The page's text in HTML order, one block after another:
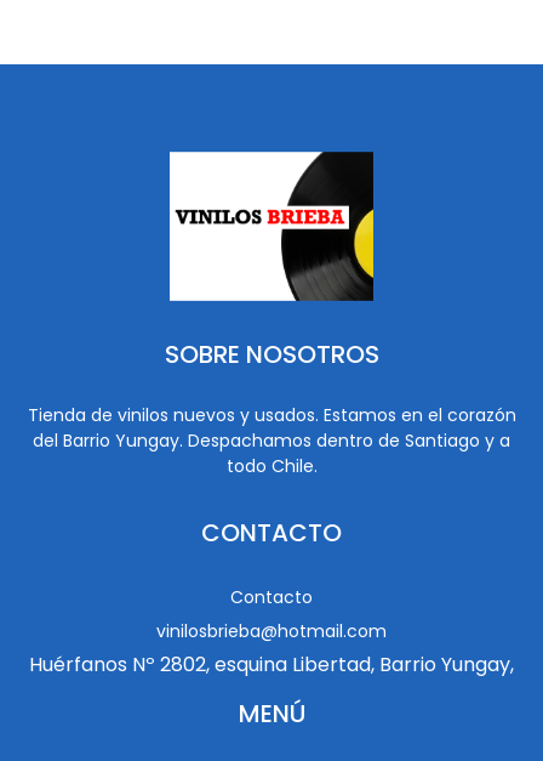
SOBRE NOSOTROS
Tienda de vinilos nuevos y usados. Estamos en el corazón
del Barrio Yungay. Despachamos dentro de Santiago y a
todo Chile.
CONTACTO
Contacto
vinilosbrieba@hotmail.com
Huérfanos Nº 2802, esquina Libertad, Barrio Yungay,
MENÚ